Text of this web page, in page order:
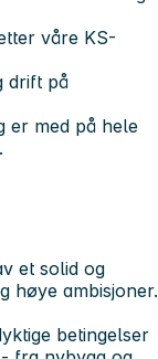
våre KS-
drift på
er med på hele
et solid og
høye ambisjoner.
betingelser